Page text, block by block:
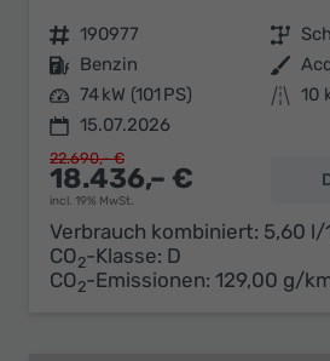
Fahrzeugnr. 190977 Getriebe
Kraftstoff Benzin Außenfarbe
Leistung 74 kW (101 PS) Kilometerstand 10
15.07.2026
18.436,– €
incl. 19% MwSt.
22.690,– €
Verbrauch kombiniert: 5,60 l/
CO2-Klasse: D
CO2-Emissionen: 129,00 g/